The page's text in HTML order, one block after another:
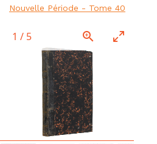
Nouvelle Période - Tome 40
1 / 5